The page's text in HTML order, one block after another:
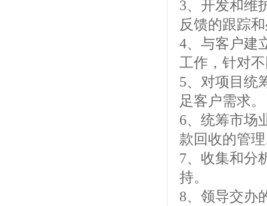
3、开发和维
反馈的跟踪
4、与客户建
工作，针对
5、对项目统
足客户需求。
6、统筹市场
款回收的管
7、收集和分
持。
8、领导交办